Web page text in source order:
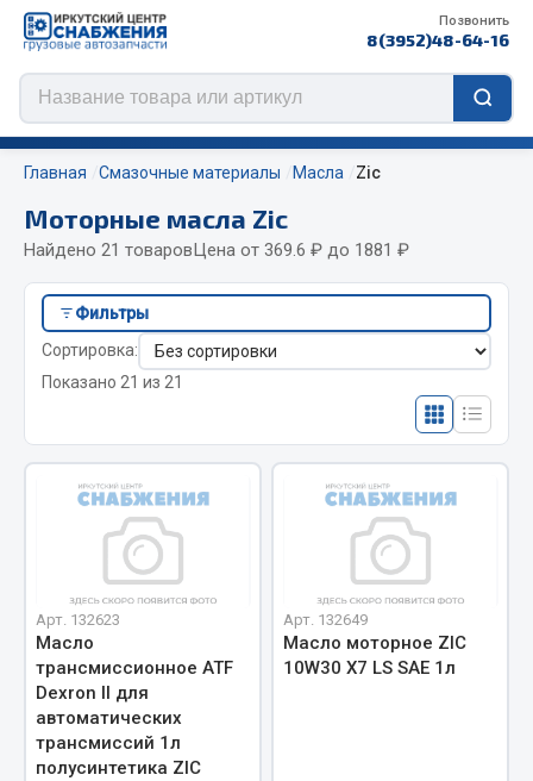
Позвонить
8(3952)48-64-16
Цепи противоскольжения
ЦЕПИ РОССИЯ
ЦЕПИ BOHU (Китай)
Изготовление цепей на колеса BOHU
Весь раздел
Отопители салона, подогреватели
Автономные воздушные отопители
Жидкостные подогреватели
Отопители салона
Подогреватели тосола
Весь раздел
Главная Смазочные материалы Масла Zic
Моторные масла Zic
Найдено 21 товаровЦена от 369.6 ₽ до 1881 ₽
Фильтры
Сортировка:
Показано 21 из 21
Арт. 132623
Масло
трансмиссионное ATF
Dexron II для
автоматических
трансмиссий 1л
полусинтетика ZIC
Арт. 132649
Масло моторное ZIC
10W30 X7 LS SAE 1л